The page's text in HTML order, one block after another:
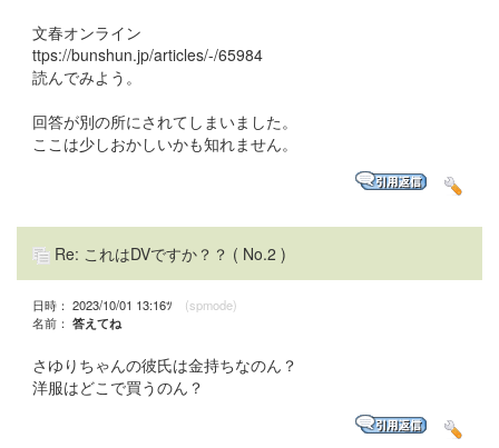
文春オンライン
ttps://bunshun.jp/articles/-/65984
読んでみよう。
回答が別の所にされてしまいました。
ここは少しおかしいかも知れません。
Re: これはDVですか？？ ( No.2 )
日時： 2023/10/01 13:16ﾂ (spmode)
名前： 答えてね
さゆりちゃんの彼氏は金持ちなのん？
洋服はどこで買うのん？